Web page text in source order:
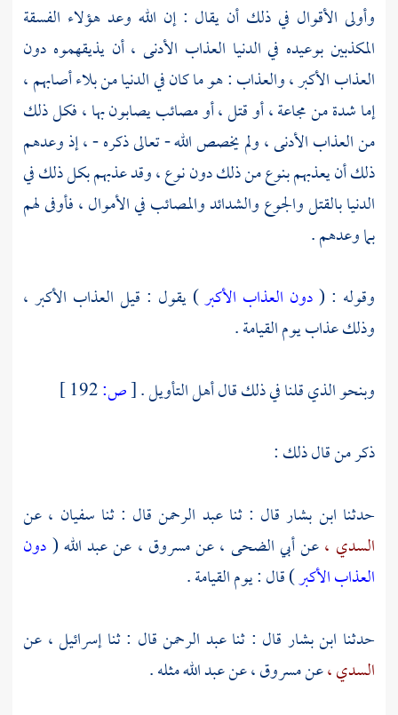
وأولى الأقوال في ذلك أن يقال : إن الله وعد هؤلاء الفسقة
المكذبين بوعيده في الدنيا العذاب الأدنى ، أن يذيقهموه دون
العذاب الأكبر ، والعذاب : هو ما كان في الدنيا من بلاء أصابهم ،
إما شدة من مجاعة ، أو قتل ، أو مصائب يصابون بها ، فكل ذلك
من العذاب الأدنى ، ولم يخصص الله - تعالى ذكره - ، إذ وعدهم
ذلك أن يعذبهم بنوع من ذلك دون نوع ، وقد عذبهم بكل ذلك في
الدنيا بالقتل والجوع والشدائد والمصائب في الأموال ، فأوفى لهم
بما وعدهم .
وقوله : (دون العذاب الأكبر) يقول : قيل العذاب الأكبر ،
وذلك عذاب يوم القيامة .
وبنحو الذي قلنا في ذلك قال أهل التأويل .[ص:
ذكر من قال ذلك :
حدثنا ابن بشار قال : ثناعبد الرحمن قال : ثنا سفيان ، عن
السدي ،عنأبي الضحى ،عنمسروق ، عنعبد الله(دون
العذاب الأكبر) قال : يوم القيامة .
حدثنا ابن بشار قال : ثناعبد الرحمنقال : ثناإسرائيل ، عن
السدي ،عنمسروق ،عنعبد اللهمثله .